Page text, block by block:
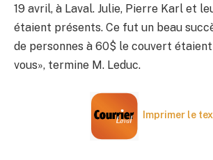
19 avril, à Laval. Julie, Pierre Karl et
étaient présents. Ce fut un beau
de personnes à 60$ le couvert étaient
vous», termine M. Leduc.
Imprimer le